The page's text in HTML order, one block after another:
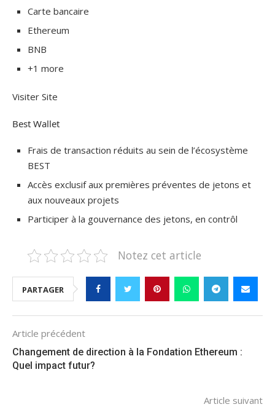
Carte bancaire
Ethereum
BNB
+1 more
Visiter Site
Best Wallet
Frais de transaction réduits au sein de l’écosystème
BEST
Accès exclusif aux premières préventes de jetons et
aux nouveaux projets
Participer à la gouvernance des jetons, en contrôl
Notez cet article
PARTAGER
Article précédent
Changement de direction à la Fondation Ethereum :
Quel impact futur?
Article suivant